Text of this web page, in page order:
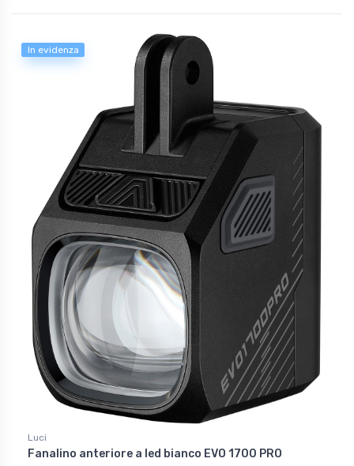
In evidenza
Luci
Fanalino anteriore a led bianco EVO 1700 PRO